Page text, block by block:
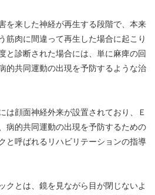
を来した神経が再生する段階で、本来
筋肉に間違って再生した場合に起こり
と診断された場合には、単に麻痺の回
的共同運動の出現を予防するような治
顔面神経外来が設置されており、Ｅ
病的共同運動の出現を予防するための
と呼ばれるリハビリテーションの指導
クとは、鏡を見ながら目が閉じないよ